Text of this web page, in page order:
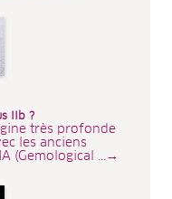
IIb ?
très profonde
les anciens
(Gemological ...→